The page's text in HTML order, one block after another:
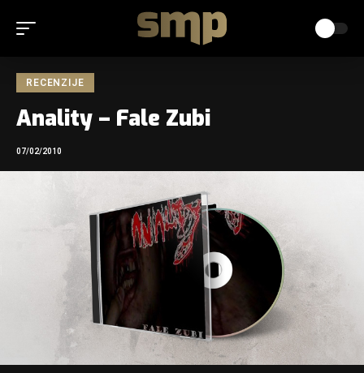
RECENZIJE
Anality – Fale Zubi
07/02/2010